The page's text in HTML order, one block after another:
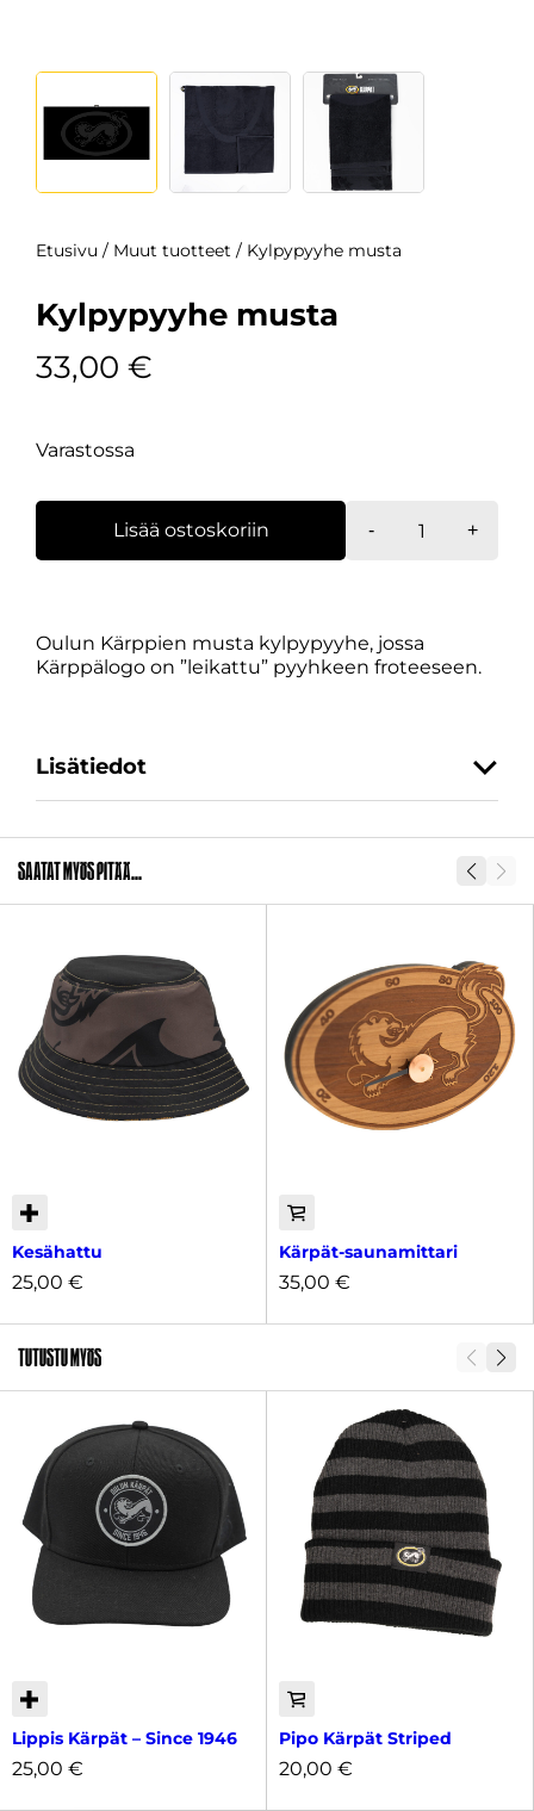
Etusivu / Muut tuotteet / Kylpypyyhe musta
Kylpypyyhe musta
33,00 €
Varastossa
-
Kylpypyyhe
+
Lisää ostoskoriin
Oulun Kärppien musta kylpypyyhe, jossa
Kärppälogo on ”leikattu” pyyhkeen froteeseen.
Lisätiedot
SKU 28416-1
Saatat myös pitää...
Kesähattu
25,00 €
Kärpät-saunamittari
35,00 €
Tutustu myös
Lippis Kärpät – Since 1946
25,00 €
Pipo Kärpät Striped
20,00 €